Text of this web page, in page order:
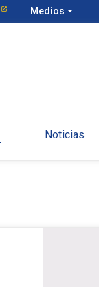
Medios arrow_drop_down
Noticias